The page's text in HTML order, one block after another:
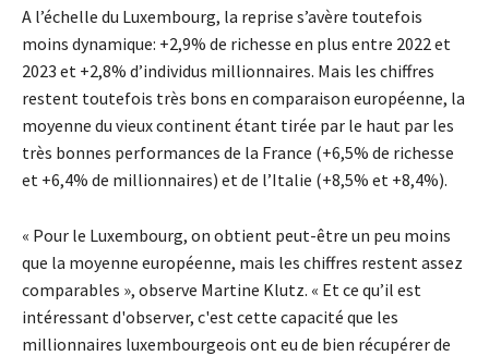
A l’échelle du Luxembourg, la reprise s’avère toutefois
moins dynamique: +2,9% de richesse en plus entre 2022 et
2023 et +2,8% d’individus millionnaires. Mais les chiffres
restent toutefois très bons en comparaison européenne, la
moyenne du vieux continent étant tirée par le haut par les
très bonnes performances de la France (+6,5% de richesse
et +6,4% de millionnaires) et de l’Italie (+8,5% et +8,4%).
« Pour le Luxembourg, on obtient peut-être un peu moins
que la moyenne européenne, mais les chiffres restent assez
comparables », observe Martine Klutz. « Et ce qu’il est
intéressant d'observer, c'est cette capacité que les
millionnaires luxembourgeois ont eu de bien récupérer de